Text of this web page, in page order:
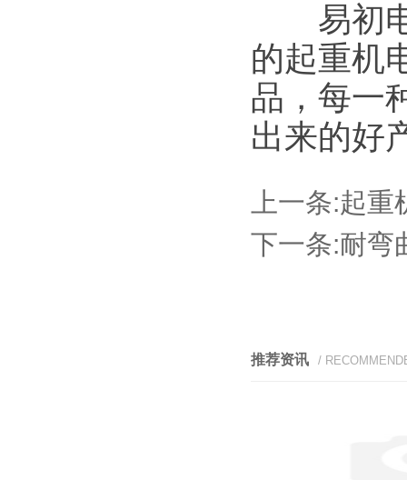
易初电
的起重机
品，每一
出来的好
上一条:起重
下一条:耐弯
推荐资讯 /